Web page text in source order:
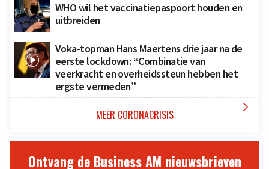
WHO wil het vaccinatiepaspoort houden en
uitbreiden
Voka-topman Hans Maertens drie jaar na de
eerste lockdown: “Combinatie van
veerkracht en overheidssteun hebben het
ergste vermeden”
MEER CORONACRISIS 
Ontvang de Business AM nieuwsbrieven